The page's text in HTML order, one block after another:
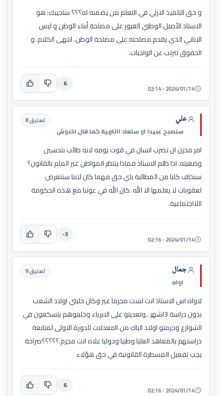
و حق التلميذ الازلي في التعلم من يضمنه له؟؟؟ ساجيبك: هو
الاستاذ الأصيل الوطني الغيور على مصلحة أبناء الوطن و ليس
الاناني الذي يقدم مصلحته على مصلحة الوطن. انتهى الكلام. و
الحقوق تترتب عن الواجبات.
2024/01/14 - 02:14
6
علي
سنصبح عبيدا او ستعاد االتربية كما قال اخنوش
تعليق 8
امر محزن ان تضرب انسان في قوت يومه لانه طالب بتحسين
وضعيته. اذا ظلم الاستاذ فماذا ينتظر المواطن غير الملم بالقانون؟
سنخاف كلنا من المطالبة باي حق مهما كان لاننا سنتعرض
لعقوبات لا يعلمها الا الله. كان الله في عوننا مع هذه الحكومة
اللااجتماعية.
2024/01/14 - 02:16
-3
جمال
اواه
تعليق 9
لاواه اس الاستاذ انت لست مجرما غير وكان خليتي اولاد الشعب
بدون دراسة 3اشهر ..وتعديتو على الابرياء وخليتوهم يتسكعون في
الشوارع وحرمتو اولاد الباك من اامعدلات للدورة الاولى لمتابعة
دراستهم بالمعاهد العليا وطنيا ودوليا علاه انت مجرم.؟؟؟؟؟صراحة
يجب تفعيل المسطرة القانونية في حق هؤلاء
2024/01/14 - 02:16
6